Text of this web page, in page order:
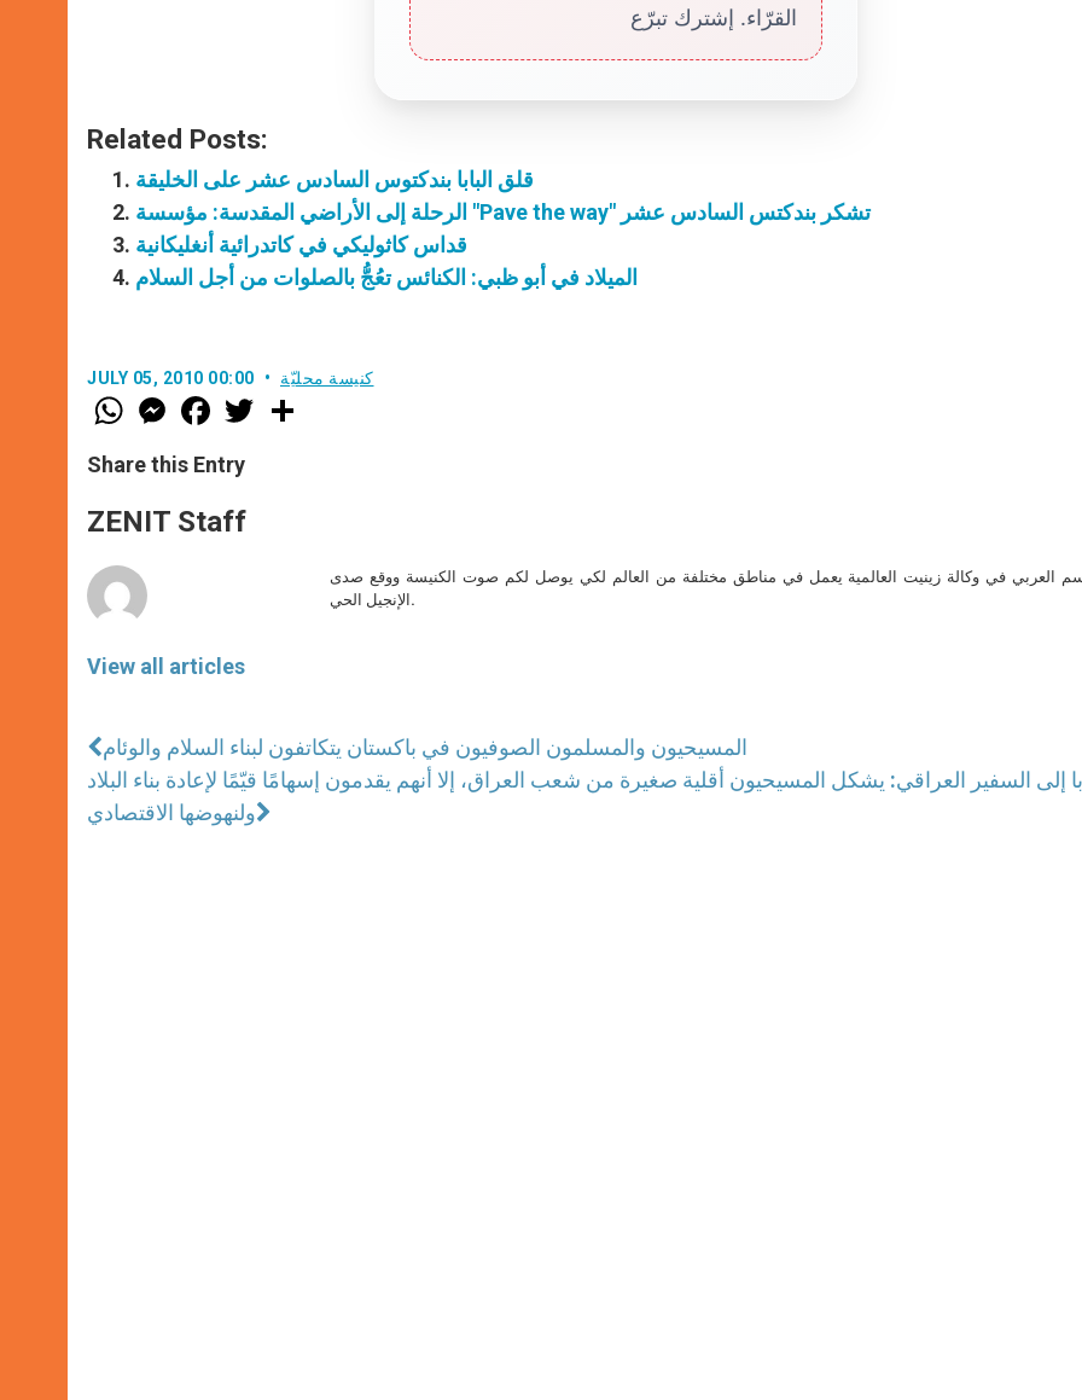
القرّاء. إشترك تبرّع
Related Posts:
قلق البابا بندكتوس السادس عشر على الخليقة
الرحلة إلى الأراضي المقدسة: مؤسسة "Pave the way" تشكر بندكتس السادس عشر
قداس كاثوليكي في كاتدرائية أنغليكانية
الميلاد في أبو ظبي: الكنائس تعُجُّ بالصلوات من أجل السلام
JULY 05, 2010 00:00 كنيسة محليّة
W
h
t
s
p
p
M
e
s
e
g
e
F
a
e
b
o
k
w
Share this Entry
ZENIT Staff
View all articles
العربي في وكالة زينيت العالمية يعمل في مناطق مختلفة من العالم لكي يوصل لكم صوت الكنيسة ووقع صدى
الإنجيل الحي.
المسيحيون والمسلمون الصوفيون في باكستان يتكاتفون لبناء السلام والوئام
إلى السفير العراقي: يشكل المسيحيون أقلية صغيرة من شعب العراق، إلا أنهم يقدمون إسهامًا قيّمًا لإعادة بناء البلاد
ولنهوضها الاقتصادي